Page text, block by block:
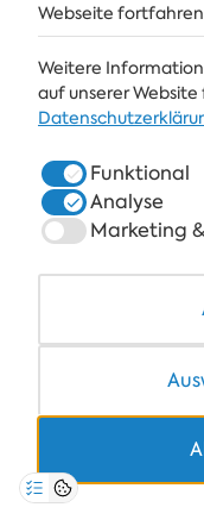
Webseite
Weitere
auf unserer Website
Funktional
Analyse
Marketing